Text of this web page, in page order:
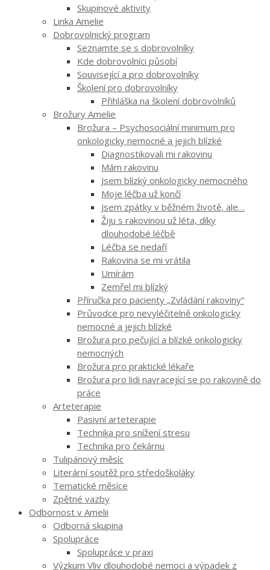
Skupinové aktivity
Linka Amelie
Dobrovolnický program
Seznamte se s dobrovolníky
Kde dobrovolníci působí
Související a pro dobrovolníky
Školení pro dobrovolníky
Přihláška na školení dobrovolníků
Brožury Amelie
Brožura – Psychosociální minimum pro
onkologicky nemocné a jejich blízké
Diagnostikovali mi rakovinu
Mám rakovinu
Jsem blízký onkologicky nemocného
Moje léčba už končí
Jsem zpátky v běžném životě, ale…
Žiju s rakovinou už léta, díky
dlouhodobé léčbě
Léčba se nedaří
Rakovina se mi vrátila
Umírám
Zemřel mi blízký
Příručka pro pacienty „Zvládání rakoviny“
Průvodce pro nevyléčitelně onkologicky
nemocné a jejich blízké
Brožura pro pečující a blízké onkologicky
nemocných
Brožura pro praktické lékaře
Brožura pro lidi navracející se po rakovině do
práce
Arteterapie
Pasivní arteterapie
Technika pro snížení stresu
Technika pro čekárnu
Tulipánový měsíc
Literární soutěž pro středoškoláky
Tematické měsíce
Zpětné vazby
Odbornost v Amelii
Odborná skupina
Spolupráce
Spolupráce v praxi
Výzkum Vliv dlouhodobé nemoci a výpadek z